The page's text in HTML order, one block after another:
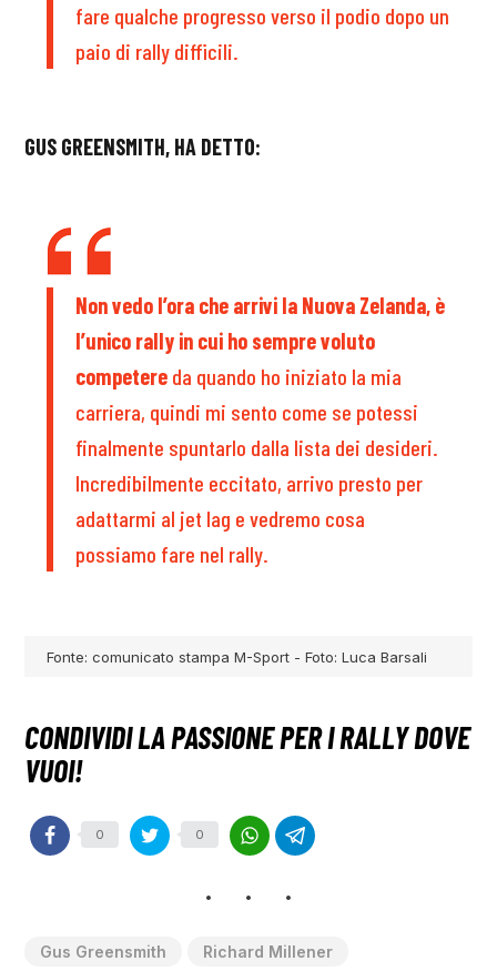
fare qualche progresso verso il podio dopo un
paio di rally difficili.
GUS GREENSMITH, HA DETTO:
Non vedo l’ora che arrivi la Nuova Zelanda, è
l’unico rally in cui ho sempre voluto
competere da quando ho iniziato la mia
carriera, quindi mi sento come se potessi
finalmente spuntarlo dalla lista dei desideri.
Incredibilmente eccitato, arrivo presto per
adattarmi al jet lag e vedremo cosa
possiamo fare nel rally.
Fonte: comunicato stampa M-Sport - Foto: Luca Barsali
0 0
Gus Greensmith Richard Millener